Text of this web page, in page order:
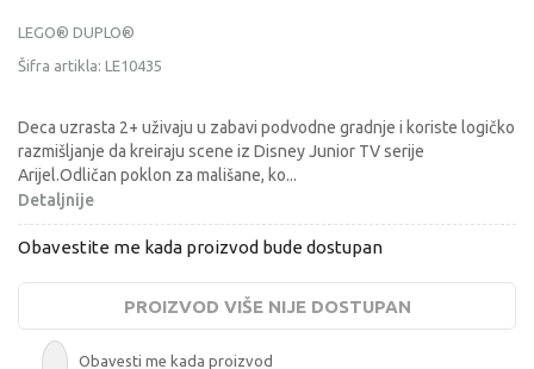
LEGO® DUPLO®
Šifra artikla: LE10435
Deca uzrasta 2+ uživaju u zabavi podvodne gradnje i koriste logičko
razmišljanje da kreiraju scene iz Disney Junior TV serije
Arijel.Odličan poklon za mališane, ko...
Detaljnije
Obavestite me kada proizvod bude dostupan
PROIZVOD VIŠE NIJE DOSTUPAN
Obavesti me kada proizvod